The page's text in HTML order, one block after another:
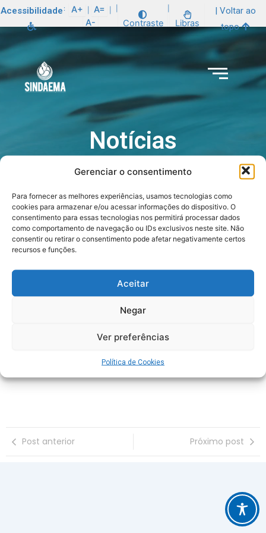
Gerenciar o consentimento
Para fornecer as melhores experiências, usamos tecnologias como
cookies para armazenar e/ou acessar informações do dispositivo. O
consentimento para essas tecnologias nos permitirá processar dados
como comportamento de navegação ou IDs exclusivos neste site. Não
consentir ou retirar o consentimento pode afetar negativamente certos
recursos e funções.
Aceitar
Negar
Ver preferências
Política de Cookies
Acessibilidade : A+ A=
A- Contraste Libras
| Voltar ao
topo
Notícias
Faça sua Credencial Online do
Sesc e garanta todos os
benefícios do convênio
Post anterior Próximo post